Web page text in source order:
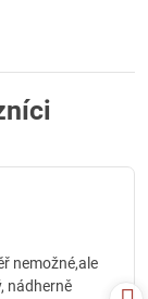
nemožné,ale
nádherně